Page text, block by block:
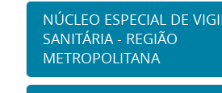
NÚCLEO ESPECIAL DE
SANITÁRIA - REGIÃO
METROPOLITANA